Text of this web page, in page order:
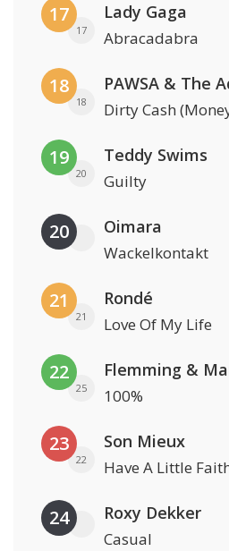
17
17
Lady Gaga
Abracadabra
18
18 Dirty Cash
19
20
Teddy Swims
Guilty
20 Oimara
Wackelkontakt
21
21
Rondé
Love Of My Life
22
25
Flemming &
100%
23
22
Son Mieux
Have A Little
24 Roxy Dekker
Casual